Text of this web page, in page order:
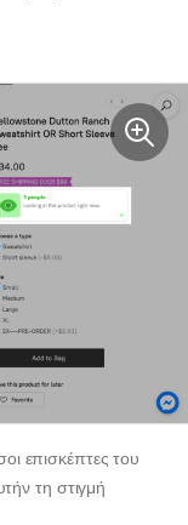
επισκέπτες του
τη στιγμή